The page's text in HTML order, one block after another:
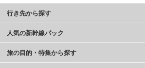
行き先から探す
人気の新幹線パック
旅の目的・特集から探す